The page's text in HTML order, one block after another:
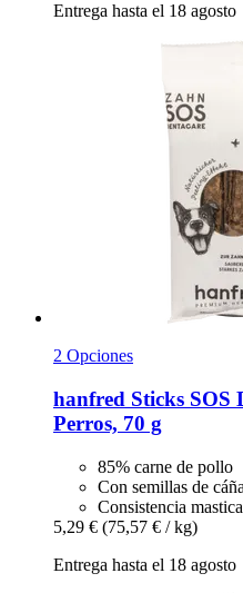
Entrega hasta el 18 agosto
2 Opciones
hanfred Sticks SOS
Perros, 70 g
85% carne de pollo
Con semillas de
Consistencia
5,29 € (75,57 € / kg)
Entrega hasta el 18 agosto